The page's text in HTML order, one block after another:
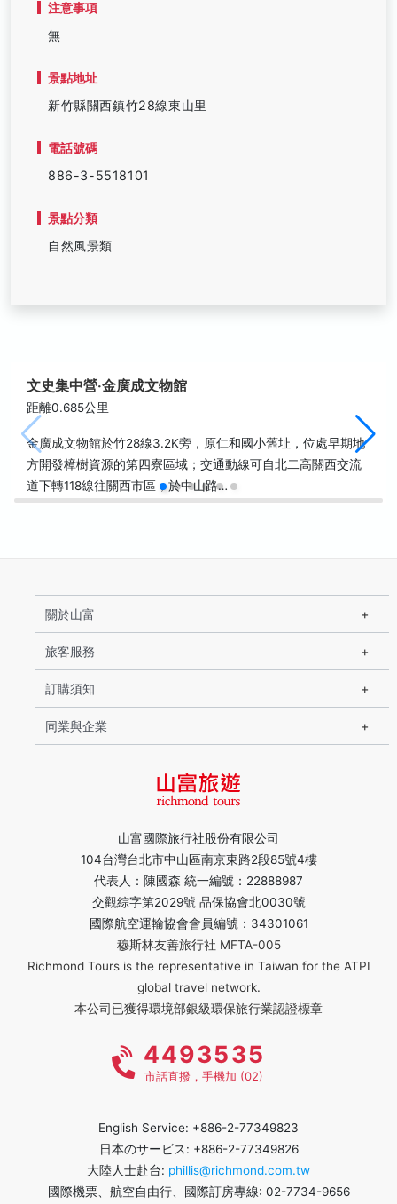
注意事項
無
景點地址
新竹縣關西鎮竹28線東山里
電話號碼
886-3-5518101
景點分類
自然風景類
文史集中營‧金廣成文物館
距離0.685公里
金廣成文物館於竹28線3.2K旁，原仁和國小舊址，位處早期地
方開發樟樹資源的第四寮區域；交通動線可自北二高關西交流
道下轉118線往關西市區，於中山路…
山富國際旅行社股份有限公司
104台灣台北市中山區南京東路2段85號4樓
代表人：陳國森 統一編號：22888987
交觀綜字第2029號 品保協會北0030號
國際航空運輸協會會員編號：34301061
穆斯林友善旅行社 MFTA-005
Richmond Tours is the representative in Taiwan for the ATPI
global travel network.
本公司已獲得環境部銀級環保旅行業認證標章
關於山富
旅客服務
訂購須知
同業與企業
4493535
市話直撥，手機加 (02)
English Service: +886-2-77349823
日本のサービス: +886-2-77349826
大陸人士赴台: phillis@richmond.com.tw
國際機票、航空自由行、國際訂房專線: 02-7734-9656